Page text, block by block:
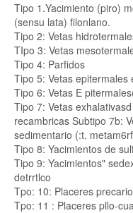
Tipo 1.Yacimiento (piro)
(sensu lata) filonlano.
Tipo 2: Vetas
TIpo 3: Vetas
Tipo 4: Parfidos
Tipo 5: Vetas epitermales
Tipo 6: Vetas E
Tipo 7: Vetas
recambricas Subtipo 7b:
sedimentario (:t.
Tipo 8: Yacimientos de
Tipo 9: Yacimientos"
detrrtlco
Tpo: 10: Placeres
Tpo: 11 : Placeres pllo-